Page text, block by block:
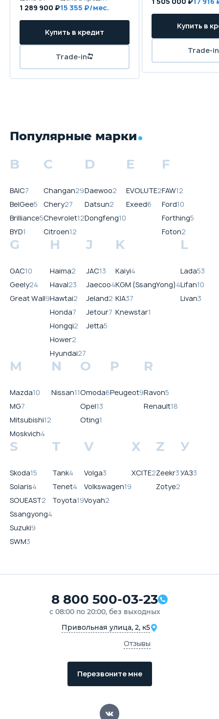
1 289 900 ₽15 355
Популярные марки
B
BAIC7
BelGee5
Brilliance5
BYD1
C
Changan29
Chery27
Chevrolet12
Citroen12
D
Daewoo2
Datsun2
Dongfeng10
E
EVOLUTE2
Exeed6
F
FAW12
Ford10
Forthing5
Foton2
G
GAC10
Geely24
Great Wall9
H
Haima2
Haval23
Hawtai2
Honda7
Hongqi2
Hower2
Hyundai27
J
JAC13
Jaecoo4
Jeland2
Jetour7
Jetta5
K
Kaiyi4
KGM (SsangYong)4
KIA37
Knewstar1
L
Lada53
Lifan10
Livan3
M
Mazda10
MG7
Mitsubishi12
Moskvich4
N
Nissan11
O
Omoda6
Opel13
Oting1
P
Peugeot9
R
Ravon5
Renault18
S
Skoda15
Solaris4
SOUEAST2
Ssangyong4
Suzuki9
SWM3
T
Tank4
Tenet4
Toyota19
V
Volga3
Volkswagen19
Voyah2
X
XCITE2
Z
Zeekr3
Zotye2
У
УАЗ3
8 800 500-03-23
с 08:00 по 20:00, без выходных
Привольная улица, 2, к5
Отзывы
Перезвоните мне